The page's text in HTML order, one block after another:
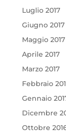
Luglio 2017
Giugno 2017
Maggio 2017
Aprile 2017
Marzo 2017
Febbraio
Gennaio
Dicembre
Ottobre